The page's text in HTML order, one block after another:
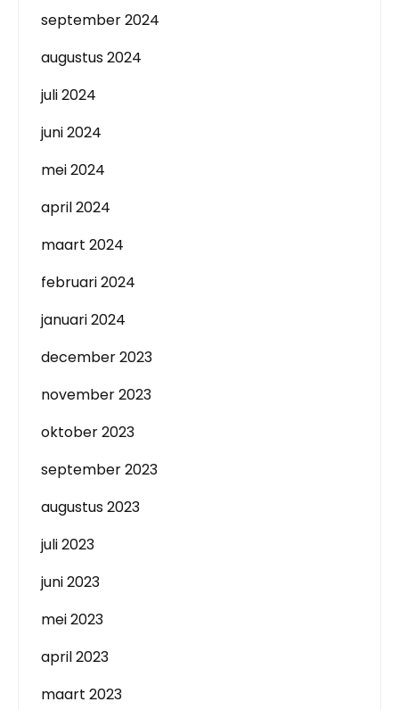
september 2024
augustus 2024
juli 2024
juni 2024
mei 2024
april 2024
maart 2024
februari 2024
januari 2024
december 2023
november 2023
oktober 2023
september 2023
augustus 2023
juli 2023
juni 2023
mei 2023
april 2023
maart 2023